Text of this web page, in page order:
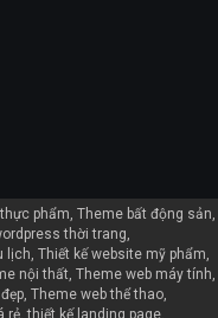
phẩm Theme bất động sản
thời trang
lịch Thiết kế website mỹ phẩm
nội thất Theme web máy tính
Theme web thể thao